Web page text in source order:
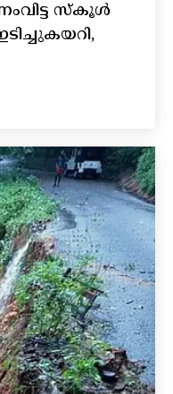
സ്കൂൾ